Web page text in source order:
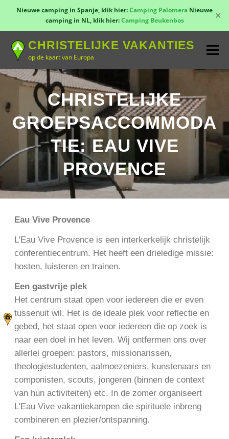
Nieuwe camping in Spanje, klik hier:Camping Palomera Nieuwe
camping in NL, klik hier:Camping Beukenbos ✕
inhoud
CHRISTELIJKE VAKANTIES
op de kaart van Europa
Menu
TOON KAART! LANDEN
AANMELDEN GROEPSREIZEN KAMPEN
CHRISTELIJKE
GROEPSACCOMMODA
TIE: EAU VIVE
PROVENCE
Eau Vive Provence
L'Eau Vive Provence is een interkerkelijk christelijk
conferentiecentrum. Het heeft een drieledige missie:
hosten, luisteren en trainen.
Een gastvrije plek
Het centrum staat open voor iedereen die er even
tussenuit wil. Het is de ideale plek voor reflectie en
gebed, het staat open voor iedereen die op zoek is
naar een doel in het leven. Wij ontfermen ons over
allerlei groepen: pastors, missionarissen,
theologiestudenten, aalmoezeniers, kunstenaars en
componisten, scouts, jongeren (binnen de context
van hun activiteiten) etc. In de zomer organiseert
L'Eau Vive vakantiekampen die spirituele inbreng
combineren en plezier/ontspanning.